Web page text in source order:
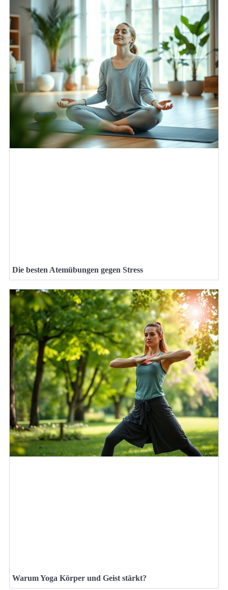
Die besten Atemübungen gegen Stress
Warum Yoga Körper und Geist stärkt?